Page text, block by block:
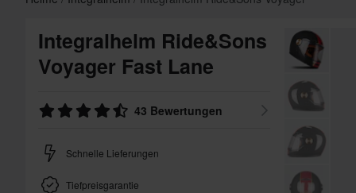
Integralhelm Ride&Sons
Voyager Fast Lane
43 Bewertungen
Schnelle Lieferungen
Tiefpreisgarantie